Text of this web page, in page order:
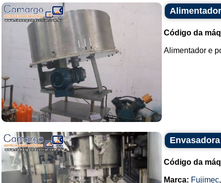
Código da
Alimentador e
Código da
Marca: Fujimec